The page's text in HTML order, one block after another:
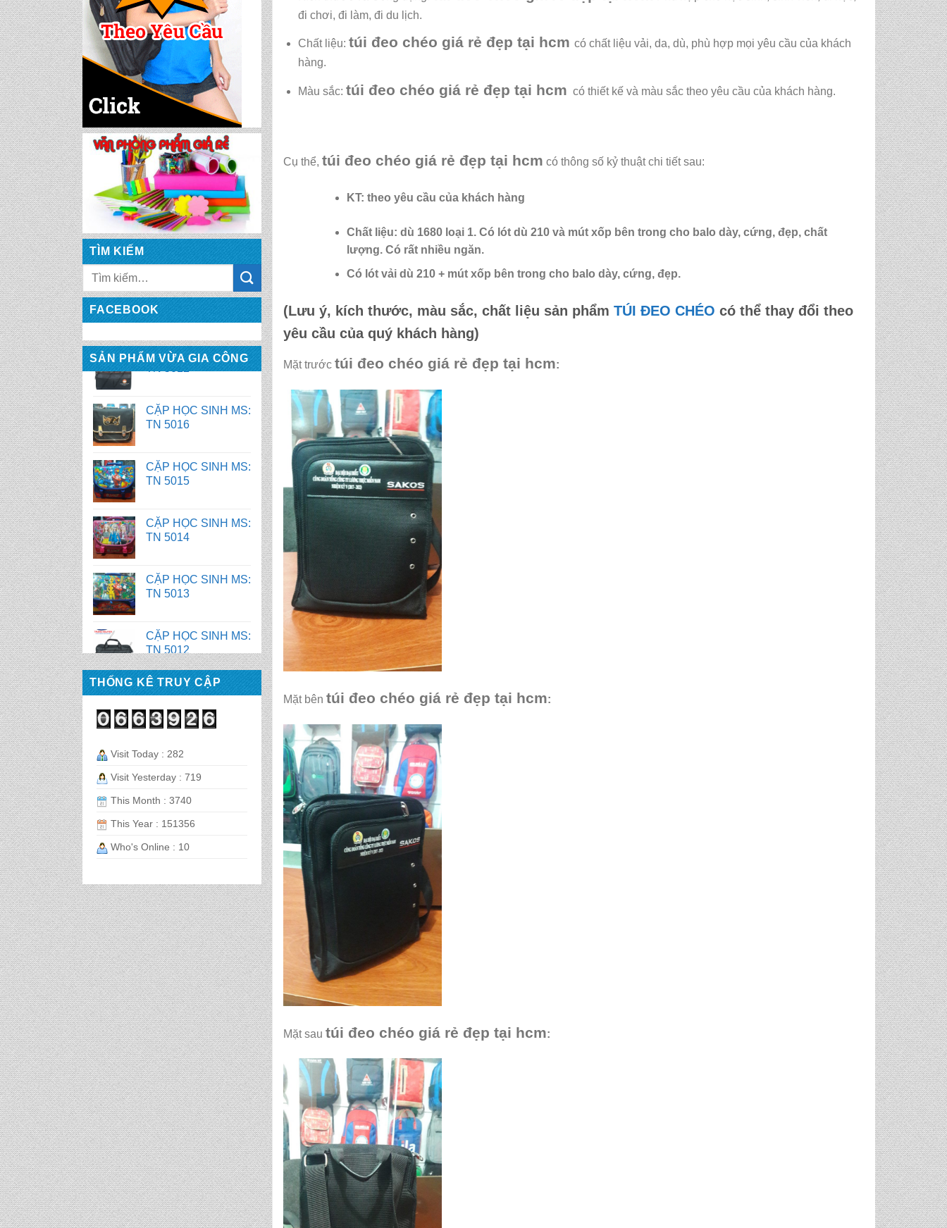
đi chơi, đi làm, đi du lịch.
Chất liệu: túi đeo chéo giá rẻ đẹp tại hcm có chất liệu vải, da, dù, phù hợp mọi yêu cầu của khách
hàng.
Màu sắc: túi đeo chéo giá rẻ đẹp tại hcm có thiết kế và màu sắc theo yêu cầu của khách hàng.
Cụ thể, túi đeo chéo giá rẻ đẹp tại hcm có thông số kỷ thuật chi tiết sau:
KT: theo yêu cầu của khách hàng
Chất liệu: dù 1680 loại 1. Có lót dù 210 và mút xốp bên trong cho balo dày, cứng, đẹp, chất
lượng. Có rất nhiều ngăn.
Có lót vải dù 210 + mút xốp bên trong cho balo dày, cứng, đẹp.
(Lưu ý, kích thước, màu sắc, chất liệu sản phẩm TÚI ĐEO CHÉO có thể thay đổi theo
yêu cầu của quý khách hàng)
Mặt trước túi đeo chéo giá rẻ đẹp tại hcm:
Mặt bên túi đeo chéo giá rẻ đẹp tại hcm:
Mặt sau túi đeo chéo giá rẻ đẹp tại hcm:
TÌM KIẾM
FACEBOOK
SẢN PHẨM VỪA GIA CÔNG
CẶP HỌC SINH MS:
TN 5016
TN 5015
TN 5014
TN 5013
TN 5012
TN 5016
CẶP HỌC SINH MS:
TN 5015
TN 5014
TN 5013
CẶP HỌC SINH MS:
THỐNG KÊ TRUY CẬP
Visit Today : 282
Visit Yesterday : 719
This Month : 3740
This Year : 151356
Who's Online : 10